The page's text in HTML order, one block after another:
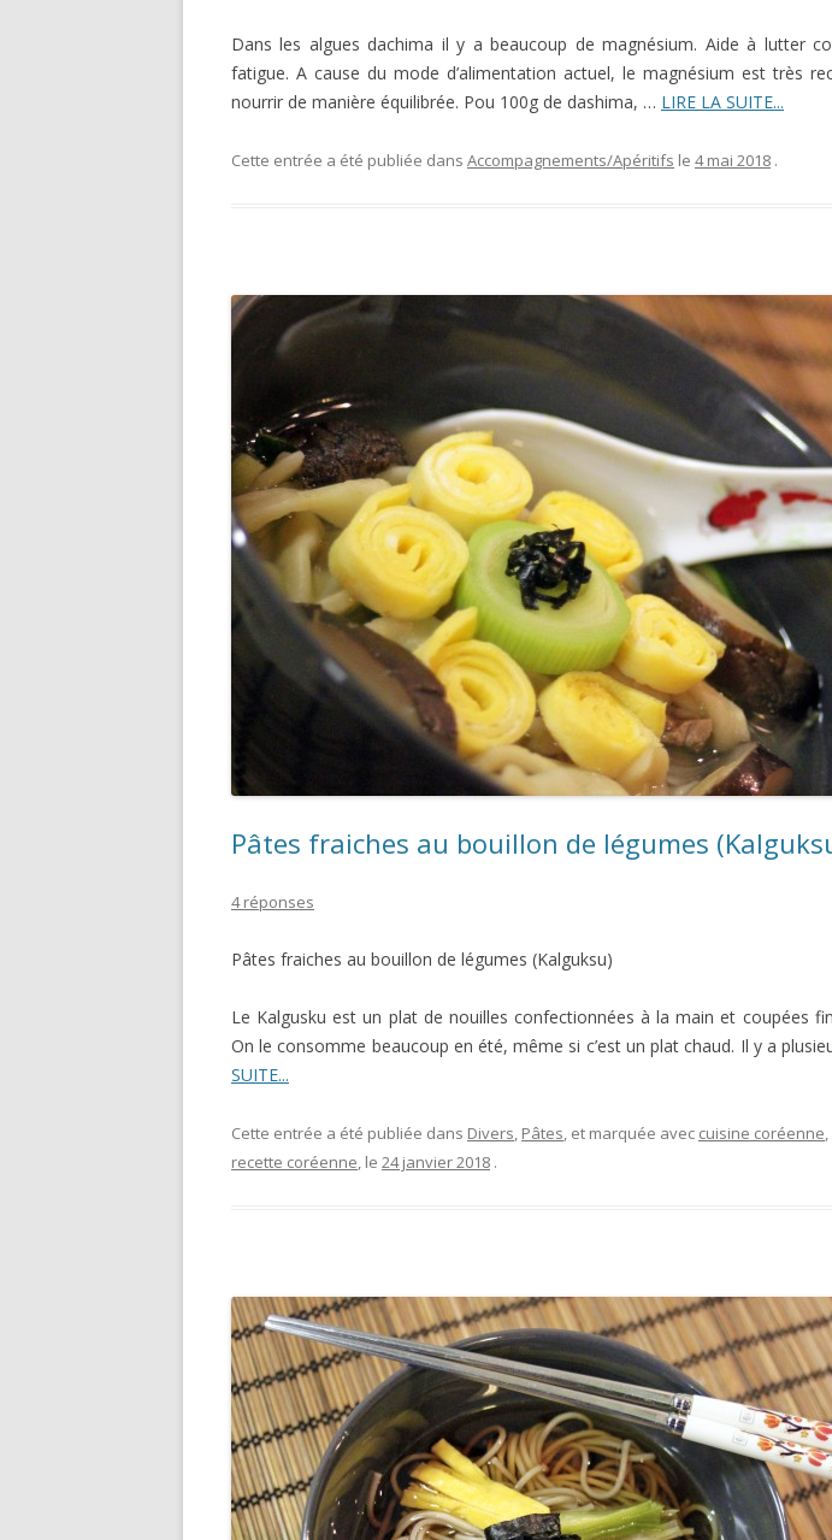
Dans les algues dachima il y a beaucoup de magnésium. Aide à lutter
fatigue. A cause du mode d’alimentation actuel, le magnésium est très
nourrir de manière équilibrée. Pou 100g de dashima, … LIRE LA SUITE...
Cette entrée a été publiée dans Accompagnements/Apéritifs le 4 mai 2018 .
Pâtes fraiches au bouillon de légumes
4 réponses
Pâtes fraiches au bouillon de légumes (Kalguksu)
Le Kalgusku est un plat de nouilles confectionnées à la main et coupées
On le consomme beaucoup en été, même si c’est un plat chaud. Il y a
SUITE...
Cette entrée a été publiée dans Divers, Pâtes, et marquée avec cuisine coréenne,
recette coréenne, le 24 janvier 2018 .